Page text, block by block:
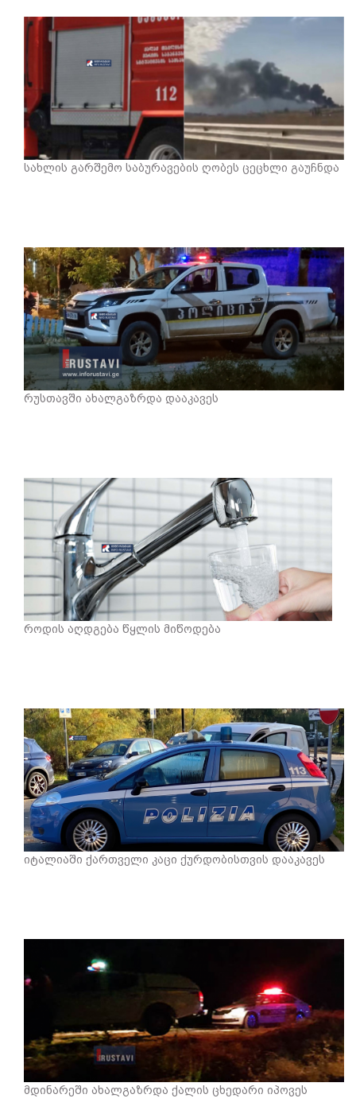
სახლის გარშემო საბურავების ღობეს ცეცხლი გაუჩნდა
რუსთავში ახალგაზრდა დააკავეს
როდის აღდგება წყლის მიწოდება
იტალიაში ქართველი კაცი ქურდობისთვის დააკავეს
მდინარეში ახალგაზრდა ქალის ცხედარი იპოვეს